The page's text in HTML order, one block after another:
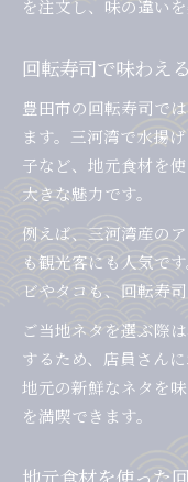
を注文し、味の違い
回転寿司で味わえ
豊田市の回転寿司で
ます。三河湾で水揚
子など、地元食材を
大きな魅力です。
例えば、三河湾産の
も観光客にも人気で
ビやタコも、回転寿
ご当地ネタを選ぶ際
するため、店員さん
地元の新鮮なネタを
を満喫できます。